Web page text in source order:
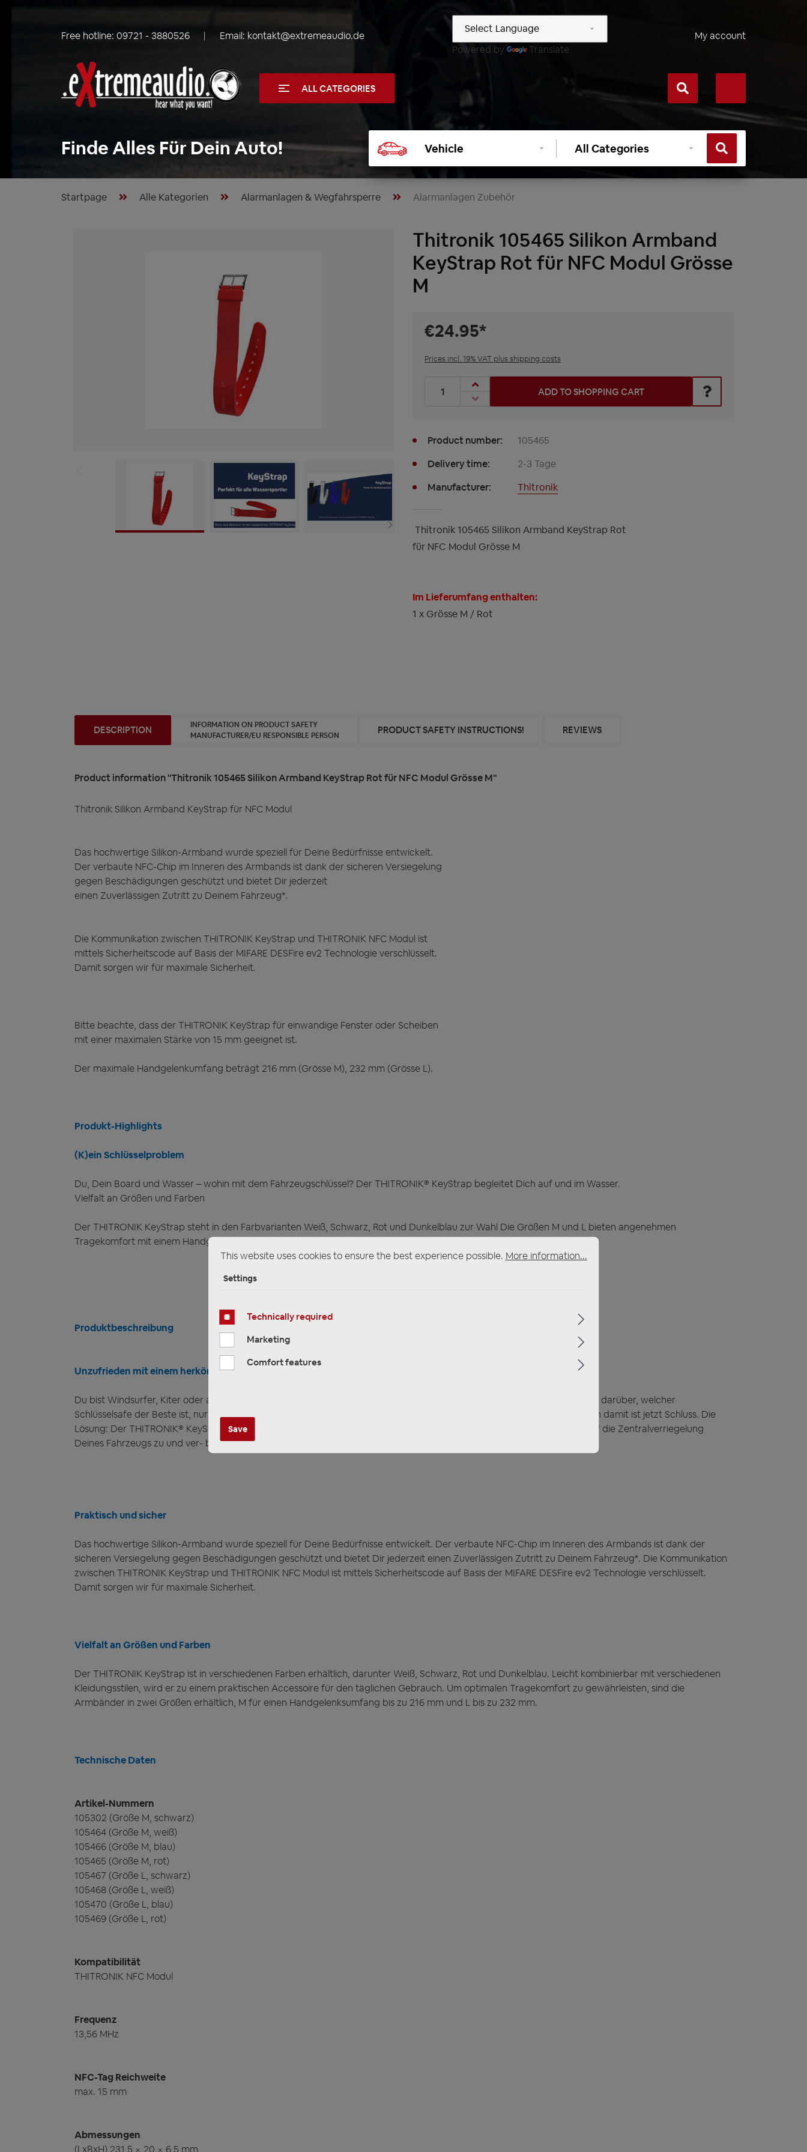
Free hotline: 09721 - 3880526 Email: kontakt@extremeaudio.de
Powered by
Translate
My account
ALL CATEGORIES
Finde Alles Für Dein Auto!
vehicle
Select
category
Startpage Alle Kategorien Alarmanlagen & Wegfahrsperre Alarmanlagen Zubehör
Thitronik 105465 Silikon Armband
KeyStrap Rot für NFC Modul Grösse
M
€24.95*
Prices incl. 19% VAT plus shipping costs
Product Quantity: Enter the desired amount or use the buttons to increase or decrease
ADD TO SHOPPING CART
Product number:
105465
Delivery time:
2-3 Tage
Manufacturer:
Thitronik
Thitronik 105465 Silikon Armband KeyStrap Rot
für NFC Modul Grösse M
Im Lieferumfang enthalten:
1 x Grösse M / Rot
DESCRIPTION
INFORMATION ON PRODUCT SAFETY
MANUFACTURER/EU RESPONSIBLE PERSON
PRODUCT SAFETY INSTRUCTIONS! REVIEWS
Product information "Thitronik 105465 Silikon Armband KeyStrap Rot für NFC Modul Grösse M"
Thitronik Silikon Armband KeyStrap für NFC Modul
Das hochwertige Silikon-Armband wurde speziell für Deine Bedürfnisse entwickelt.
Der verbaute NFC-Chip im Inneren des Armbands ist dank der sicheren Versiegelung
gegen Beschädigungen geschützt und bietet Dir jederzeit
einen Zuverlässigen Zutritt zu Deinem Fahrzeug*.
Die Kommunikation zwischen THITRONIK KeyStrap und THITRONIK NFC Modul ist
mittels Sicherheitscode auf Basis der MIFARE DESFire ev2 Technologie verschlüsselt.
Damit sorgen wir für maximale Sicherheit.
Bitte beachte, dass der THITRONIK KeyStrap für einwandige Fenster oder Scheiben
mit einer maximalen Stärke von 15 mm geeignet ist.
Der maximale Handgelenkumfang beträgt 216 mm (Grösse M), 232 mm (Grösse L).
Produkt-Highlights
(K)ein Schlüsselproblem
Du, Dein Board und Wasser – wohin mit dem Fahrzeugschlüssel? Der THITRONIK® KeyStrap begleitet Dich auf und im Wasser.
Vielfalt an Größen und Farben
Der THITRONIK KeyStrap steht in den Farbvarianten Weiß, Schwarz, Rot und Dunkelblau zur Wahl Die Größen M und L bieten angenehmen
Tragekomfort mit einem Handgelenkumfang von maximal 216 mm und 232 mm.
Produktbeschreibung
Unzufrieden mit einem herkömmlichen Schlüsselsafe?
Du bist Windsurfer, Kiter oder anderweitig auf dem Wasser unterwegs? Dann kennst Du sicherlich die endlose Diskussion darüber, welcher
Schlüsselsafe der Beste ist, nur um am Ende des Tages festzustellen, dass keiner Deinen Erwartungen gerecht wird. Doch damit ist jetzt Schluss. Die
Lösung: Der THITRONIK® KeyStrap kombiniert mit dem NFC Modul. Genieße unkomplizierten Komfort, greife bequem auf die Zentralverriegelung
Deines Fahrzeugs zu und ver- bzw. entriegle es im Handumdrehen*. Das perfekte Match für sorgenfreie Abenteuer.
Praktisch und sicher
Das hochwertige Silikon-Armband wurde speziell für Deine Bedürfnisse entwickelt. Der verbaute NFC-Chip im Inneren des Armbands ist dank der
sicheren Versiegelung gegen Beschädigungen geschützt und bietet Dir jederzeit einen Zuverlässigen Zutritt zu Deinem Fahrzeug*. Die Kommunikation
zwischen THITRONIK KeyStrap und THITRONIK NFC Modul ist mittels Sicherheitscode auf Basis der MIFARE DESFire ev2 Technologie verschlüsselt.
Damit sorgen wir für maximale Sicherheit.
Vielfalt an Größen und Farben
Der THITRONIK KeyStrap ist in verschiedenen Farben erhältlich, darunter Weiß, Schwarz, Rot und Dunkelblau. Leicht kombinierbar mit verschiedenen
Kleidungsstilen, wird er zu einem praktischen Accessoire für den täglichen Gebrauch. Um optimalen Tragekomfort zu gewährleisten, sind die
Armbänder in zwei Größen erhältlich, M für einen Handgelenksumfang bis zu 216 mm und L bis zu 232 mm.
Technische Daten
Artikel-Nummern
105302 (Größe M, schwarz)
105464 (Größe M, weiß)
105466 (Größe M, blau)
105465 (Größe M, rot)
105467 (Größe L, schwarz)
105468 (Größe L, weiß)
105470 (Größe L, blau)
105469 (Größe L, rot)
Kompatibilität
THITRONIK NFC Modul
Frequenz
13,56 MHz
NFC-Tag Reichweite
max. 15 mm
Abmessungen
(LxBxH) 231,5 × 20 × 6,5 mm
This website uses cookies to ensure the best experience possible. More information...
Settings
Technically required
Marketing
Comfort features
Save